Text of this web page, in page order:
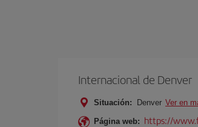
Internacional de Denver
Situación: Denver Ver en
Página web: https://